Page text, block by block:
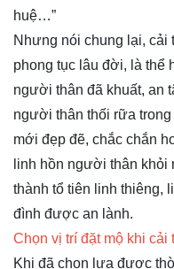
huệ…”
Nhưng nói chung lại, cải
phong tục lâu đời, là thể
người thân đã khuất, an
người thân thối rữa trong
mới đẹp đẽ, chắc chắn
linh hồn người thân
thành tổ tiên linh thiêng,
đình được an lành.
Chọn vị trí đặt mộ khi cải
Khi đã chọn lựa được